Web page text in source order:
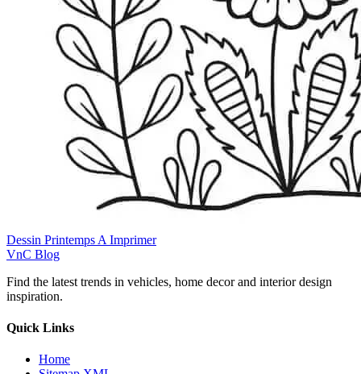
Dessin Printemps A Imprimer
VnC Blog
Find the latest trends in vehicles, home decor and interior design
inspiration.
Quick Links
Home